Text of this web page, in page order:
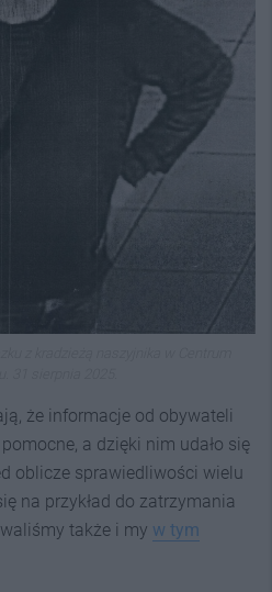
że informacje od obywateli
a dzięki nim udało się
oblicze sprawiedliwości wielu
na przykład do zatrzymania
także i my w tym